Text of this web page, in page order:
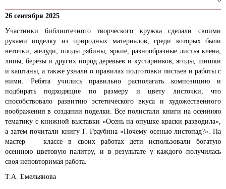
26 сентября 2025
Участники библиотечного творческого кружка сделали своими
руками поделку из природных материалов, среди которых были
веточки, жёлуди, плоды рябины, яркие, разнообразные листья клёна,
липы, берёзы и других пород деревьев и кустарников, ягоды, шишки
и каштаны, а также узнали о правилах подготовки листьев и работы с
ними. Ребята учились правильно располагать композицию и
подбирать подходящие по размеру и цвету листочки, что
способствовало развитию эстетического вкуса и художественного
воображения в создании поделки. Все полистали книги на осеннюю
тематику с книжной выставки «Осень на опушке краски разводила»,
а затем почитали книгу Г. Граубина «Почему осенью листопад?». На
мастер — классе в своих работах дети использовали богатую
осеннюю цветовую палитру, и в результате у каждого получилась
своя неповторимая работа.
Т.А. Емельянова